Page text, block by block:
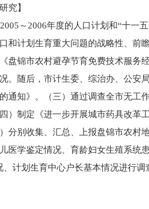
究】
～2006年度的人口计划和“十一
和计划生育重大问题的战略性、前
盘锦市农村避孕节育免费技术服务
。随后，市计生委、综治办、公安
通知》。（三）通过调查全市无工
）制定《进一步开展城市药具改革
分别收集、汇总、上报盘锦市农村
医学鉴定情况、育龄妇女生殖系统
、计划生育中心户长基本情况进行